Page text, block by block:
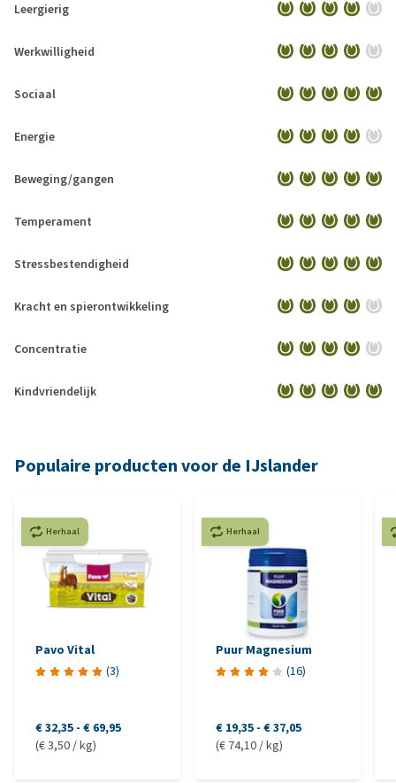
Leergierig
Werkwilligheid
Sociaal
Energie
Beweging/gangen
Temperament
Stressbestendigheid
Kracht en spierontwikkeling
Concentratie
Kindvriendelijk
Populaire producten voor de IJslander
Herhaal
Pavo Vital
(3)
€ 32,35 - € 69,95
(€ 3,50 / kg)
Herhaal
Puur Magnesium
(16)
€ 19,35 - € 37,05
(€ 74,10 / kg)